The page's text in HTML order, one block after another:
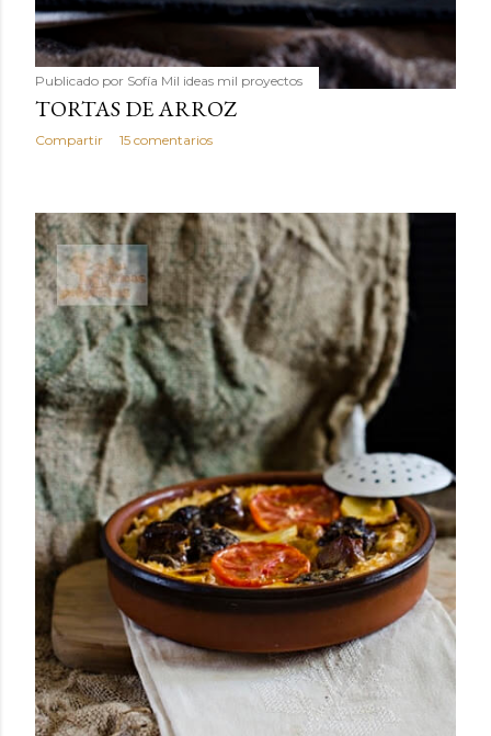
Publicado por Sofía Mil ideas mil proyectos
TORTAS DE ARROZ
Compartir 15 comentarios